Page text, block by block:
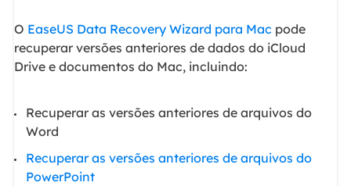
O EaseUS Data Recovery Wizard para Mac pode
recuperar versões anteriores de dados do iCloud
Drive e documentos do Mac, incluindo:
Recuperar as versões anteriores de arquivos do
Word
Recuperar as versões anteriores de arquivos do
PowerPoint